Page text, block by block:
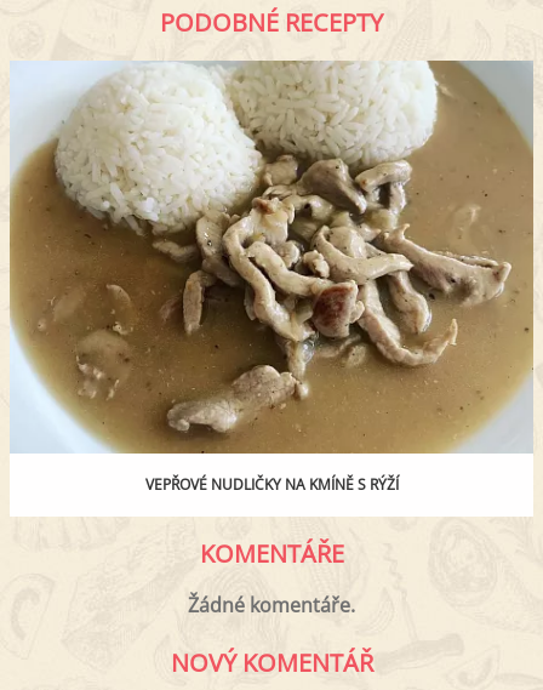
PODOBNÉ RECEPTY
VEPŘOVÉ NUDLIČKY NA KMÍNĚ S RÝŽÍ
KOMENTÁŘE
Žádné komentáře.
NOVÝ KOMENTÁŘ